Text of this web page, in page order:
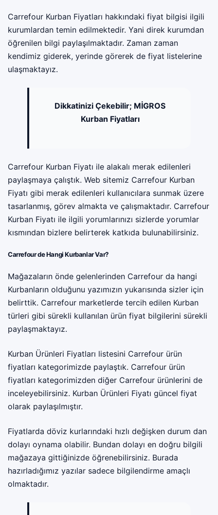
Carrefour Kurban Fiyatları hakkındaki fiyat bilgisi ilgili
kurumlardan temin edilmektedir. Yani direk kurumdan
öğrenilen bilgi paylaşılmaktadır. Zaman zaman
kendimiz giderek, yerinde görerek de fiyat listelerine
ulaşmaktayız.
Dikkatinizi Çekebilir; MİGROS
Kurban Fiyatları
Carrefour Kurban Fiyatı ile alakalı merak edilenleri
paylaşmaya çalıştık. Web sitemiz Carrefour Kurban
Fiyatı gibi merak edilenleri kullanıcılara sunmak üzere
tasarlanmış, görev almakta ve çalışmaktadır. Carrefour
Kurban Fiyatı ile ilgili yorumlarınızı sizlerde yorumlar
kısmından bizlere belirterek katkıda bulunabilirsiniz.
Carrefour de Hangi Kurbanlar Var?
Mağazaların önde gelenlerinden Carrefour da hangi
Kurbanların olduğunu yazımızın yukarısında sizler için
belirttik. Carrefour marketlerde tercih edilen Kurban
türleri gibi sürekli kullanılan ürün fiyat bilgilerini sürekli
paylaşmaktayız.
Kurban Ürünleri Fiyatları listesini Carrefour ürün
fiyatları kategorimizde paylaştık. Carrefour ürün
fiyatları kategorimizden diğer Carrefour ürünlerini de
inceleyebilirsiniz. Kurban Ürünleri Fiyatı güncel fiyat
olarak paylaşılmıştır.
Fiyatlarda döviz kurlarındaki hızlı değişken durum dan
dolayı oynama olabilir. Bundan dolayı en doğru bilgili
mağazaya gittiğinizde öğrenebilirsiniz. Burada
hazırladığımız yazılar sadece bilgilendirme amaçlı
olmaktadır.